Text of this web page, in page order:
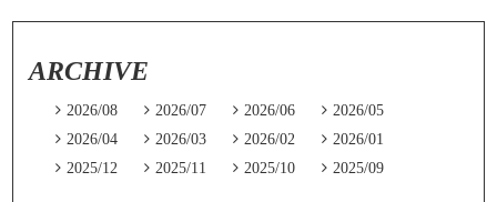
ARCHIVE
 2026/08  2026/07  2026/06  2026/05
 2026/04  2026/03  2026/02  2026/01
 2025/12  2025/11  2025/10  2025/09